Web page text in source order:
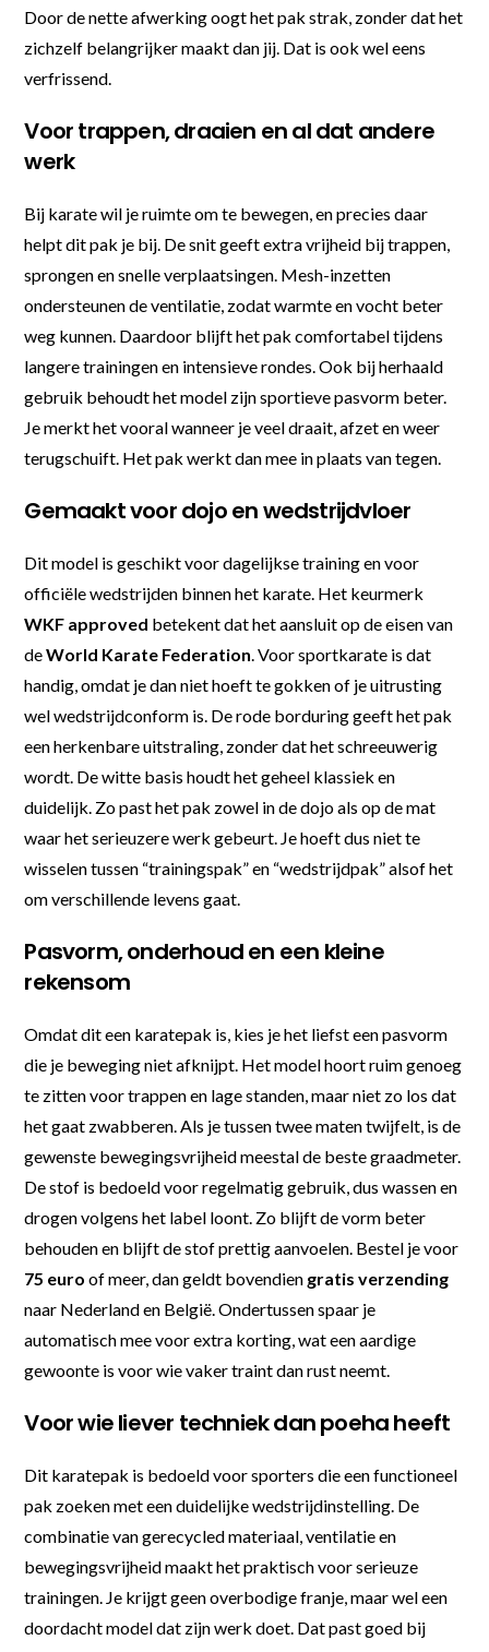
Door de nette afwerking oogt het pak strak, zonder dat het
zichzelf belangrijker maakt dan jij. Dat is ook wel eens
verfrissend.
Voor trappen, draaien en al dat andere
werk
Bij karate wil je ruimte om te bewegen, en precies daar
helpt dit pak je bij. De snit geeft extra vrijheid bij trappen,
sprongen en snelle verplaatsingen. Mesh-inzetten
ondersteunen de ventilatie, zodat warmte en vocht beter
weg kunnen. Daardoor blijft het pak comfortabel tijdens
langere trainingen en intensieve rondes. Ook bij herhaald
gebruik behoudt het model zijn sportieve pasvorm beter.
Je merkt het vooral wanneer je veel draait, afzet en weer
terugschuift. Het pak werkt dan mee in plaats van tegen.
Gemaakt voor dojo en wedstrijdvloer
Dit model is geschikt voor dagelijkse training en voor
officiële wedstrijden binnen het karate. Het keurmerk
WKF approved betekent dat het aansluit op de eisen van
deWorld Karate Federation. Voor sportkarate is dat
handig, omdat je dan niet hoeft te gokken of je uitrusting
wel wedstrijdconform is. De rode borduring geeft het pak
een herkenbare uitstraling, zonder dat het schreeuwerig
wordt. De witte basis houdt het geheel klassiek en
duidelijk. Zo past het pak zowel in de dojo als op de mat
waar het serieuzere werk gebeurt. Je hoeft dus niet te
wisselen tussen “trainingspak” en “wedstrijdpak” alsof het
om verschillende levens gaat.
Pasvorm, onderhoud en een kleine
rekensom
Omdat dit een karatepak is, kies je het liefst een pasvorm
die je beweging niet afknijpt. Het model hoort ruim genoeg
te zitten voor trappen en lage standen, maar niet zo los dat
het gaat zwabberen. Als je tussen twee maten twijfelt, is de
gewenste bewegingsvrijheid meestal de beste graadmeter.
De stof is bedoeld voor regelmatig gebruik, dus wassen en
drogen volgens het label loont. Zo blijft de vorm beter
behouden en blijft de stof prettig aanvoelen. Bestel je voor
75 euro of meer, dan geldt bovendien gratis verzending
naar Nederland en België. Ondertussen spaar je
automatisch mee voor extra korting, wat een aardige
gewoonte is voor wie vaker traint dan rust neemt.
Voor wie liever techniek dan poeha heeft
Dit karatepak is bedoeld voor sporters die een functioneel
pak zoeken met een duidelijke wedstrijdinstelling. De
combinatie van gerecycled materiaal, ventilatie en
bewegingsvrijheid maakt het praktisch voor serieuze
trainingen. Je krijgt geen overbodige franje, maar wel een
doordacht model dat zijn werk doet. Dat past goed bij